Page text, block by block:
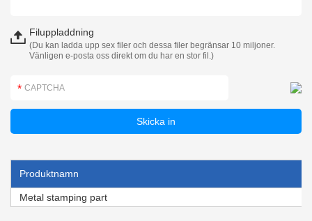
Filuppladdning
(Du kan ladda upp sex filer och dessa filer begränsar 10 miljoner.
Vänligen e-posta oss direkt om du har en stor fil.)
Produktnamn
Metal stamping part